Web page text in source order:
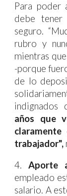
Para poder
debe
seguro.
rubro y
mientras
-porque
de lo
indignados
años que
trabajador",
4.Aporte
empleado
salario. A